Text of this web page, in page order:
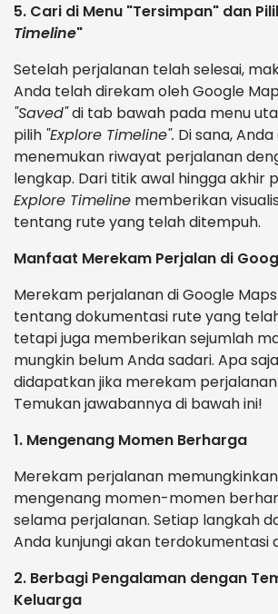
5. Cari di Menu "Tersimpan" dan
Timeline"
Setelah perjalanan telah selesai,
Anda telah direkam oleh Google
"Saved"di tab bawah pada menu
pilih "Explore Timeline". Di sana,
menemukan riwayat perjalanan
lengkap. Dari titik awal hingga akhir
Explore Timeline memberikan
tentang rute yang telah ditempuh.
Manfaat Merekam Perjalan di
Merekam perjalanan di Google
tentang dokumentasi rute yang
tetapi juga memberikan sejumlah
mungkin belum Anda sadari. Apa
didapatkan jika merekam perjalanan
Temukan jawabannya di bawah ini!
1. Mengenang Momen Berharga
Merekam perjalanan
mengenang momen-momen
selama perjalanan. Setiap langkah
Anda kunjungi akan terdokumentasi
2. Berbagi Pengalaman dengan
Keluarga